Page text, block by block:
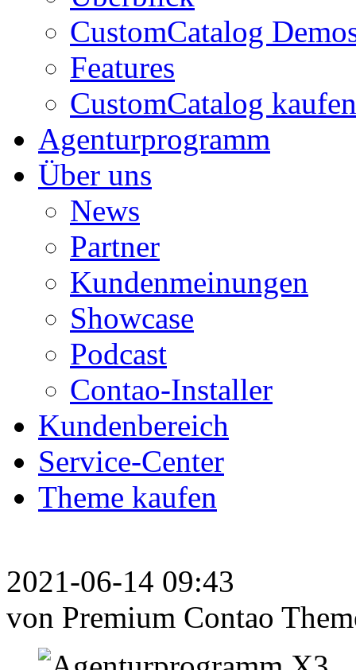
CustomCatalog
Features
CustomCatalog kaufen
Agenturprogramm
Über uns
News
Partner
Kundenmeinungen
Showcase
Podcast
Contao-Installer
Kundenbereich
Service-Center
Theme kaufen
2021-06-14 09:43
von Premium Contao